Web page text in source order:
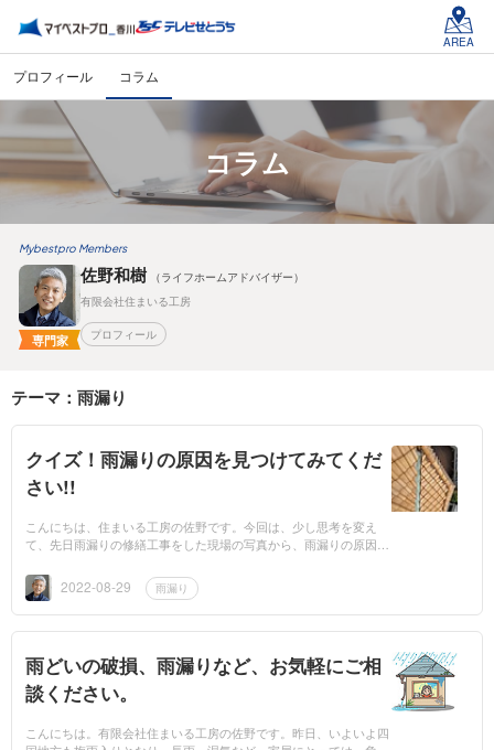
AREA
プロフィール コラム
コラム
Mybestpro Members
専門家
佐野和樹
（ライフホームアドバイザー）
有限会社住まいる工房
プロフィール
テーマ：雨漏り
クイズ！雨漏りの原因を見つけてみてくだ
さい!!
こんにちは、住まいる工房の佐野です。今回は、少し思考を変え
て、先日雨漏りの修繕工事をした現場の写真から、雨漏りの原因と
となった箇所...
2022-08-29 雨漏り
雨どいの破損、雨漏りなど、お気軽にご相
談ください。
こんにちは。有限会社住まいる工房の佐野です。昨日、いよいよ四